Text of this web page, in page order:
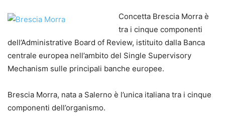
Concetta Brescia Morra è
tra i cinque componenti
dell’Administrative Board of Review, istituito dalla Banca
centrale europea nell’ambito del Single Supervisory
Mechanism sulle principali banche europee.
Brescia Morra, nata a Salerno è l’unica italiana tra i cinque
componenti dell’organismo.